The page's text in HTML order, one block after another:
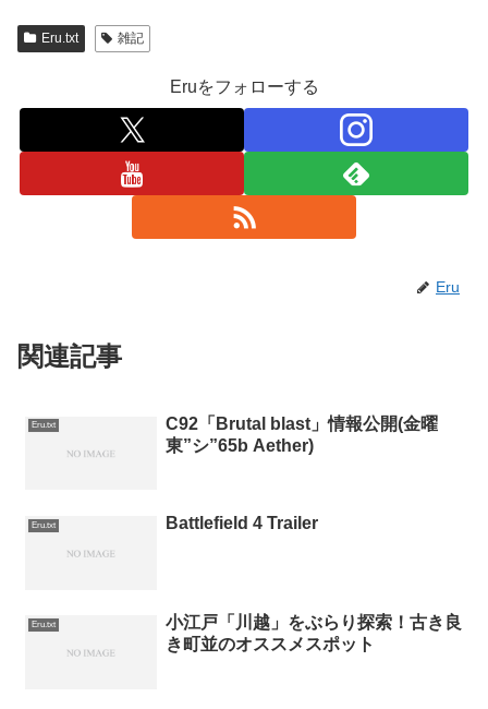
Eru.txt 雑記
Eruをフォローする
Eru
関連記事
Eru.txt
C92「Brutal blast」情報公開(金曜
東”シ”65b Aether)
Eru.txt Battlefield 4 Trailer
Eru.txt
小江戸「川越」をぶらり探索！古き良
き町並のオススメスポット